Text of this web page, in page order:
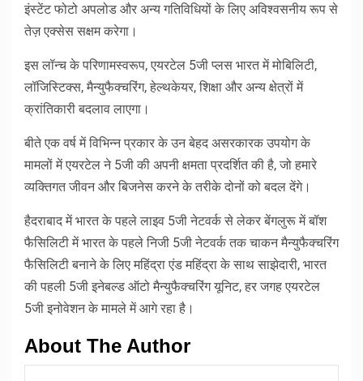
इंस्टेंट फोटो अपलोड और अन्य गतिविधियों के लिए अविश्वसनीय रूप से
तेज़ एक्सेस सक्षम करेगा।
इस लॉन्च के परिणामस्वरूप, एयरटेल 5जी प्लस भारत में मोबिलिटी,
लॉजिस्टिक्स, मैन्युफैक्चरिंग, हेल्थकेयर, शिक्षा और अन्य क्षेत्रों में
क्रांतिकारी बदलाव लाएगा।
बीते एक वर्ष में विभिन्न प्रकार के उन बेहद असरकारक उपयोग के
मामलों में एयरटेल ने 5जी की अपनी क्षमता प्रदर्शित की है, जो हमारे
व्यक्तिगत जीवन और बिजनेस करने के तरीके दोनों को बदल देंगे।
हैदराबाद में भारत के पहले लाइव 5जी नेटवर्क से लेकर बेंगलुरू में बॉश
फैसिलिटी में भारत के पहले निजी 5जी नेटवर्क तक चाकन मैन्युफैक्चरिंग
फैसिलिटी बनाने के लिए महिंद्रा एंड महिंद्रा के साथ साझेदारी, भारत
की पहली 5जी इनेबल्ड ऑटो मैन्युफैक्चरिंग यूनिट, हर जगह एयरटेल
5जी इनोवेशन के मामले में आगे रहा है।
About The Author